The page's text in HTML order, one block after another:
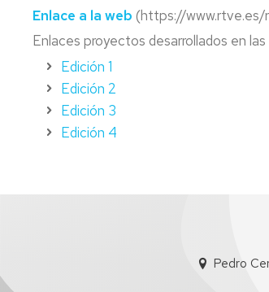
y
Enlace a la web (https://
Enlaces proyectos desarrollados en
Edición 1
Edición 2
Edición 3
Edición 4
Pedro